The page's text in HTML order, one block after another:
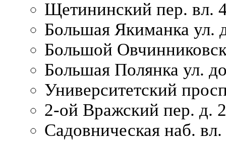
Щетининский пер. вл.
Большая Якиманка ул.
Большой
Большая Полянка ул.
Университетский
2-ой Вражский пер. д. 2
Садовническая наб.